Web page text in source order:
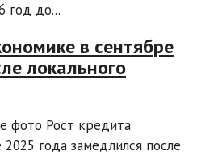
год до...
в сентябре
локального
фото Рост кредита
года замедлился после